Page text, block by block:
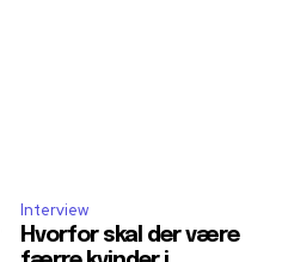
Interview
Hvorfor skal der være